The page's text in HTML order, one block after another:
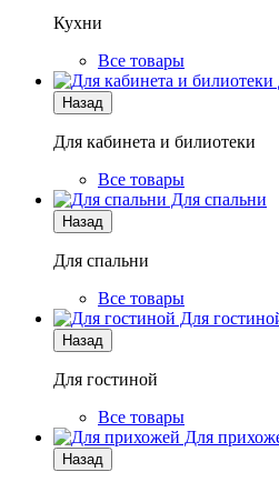
Кухни
Все товары
Назад
Для кабинета и билиотеки
Все товары
Для спальни
Назад
Для спальни
Все товары
Для
Назад
Для гостиной
Все товары
Для
Назад